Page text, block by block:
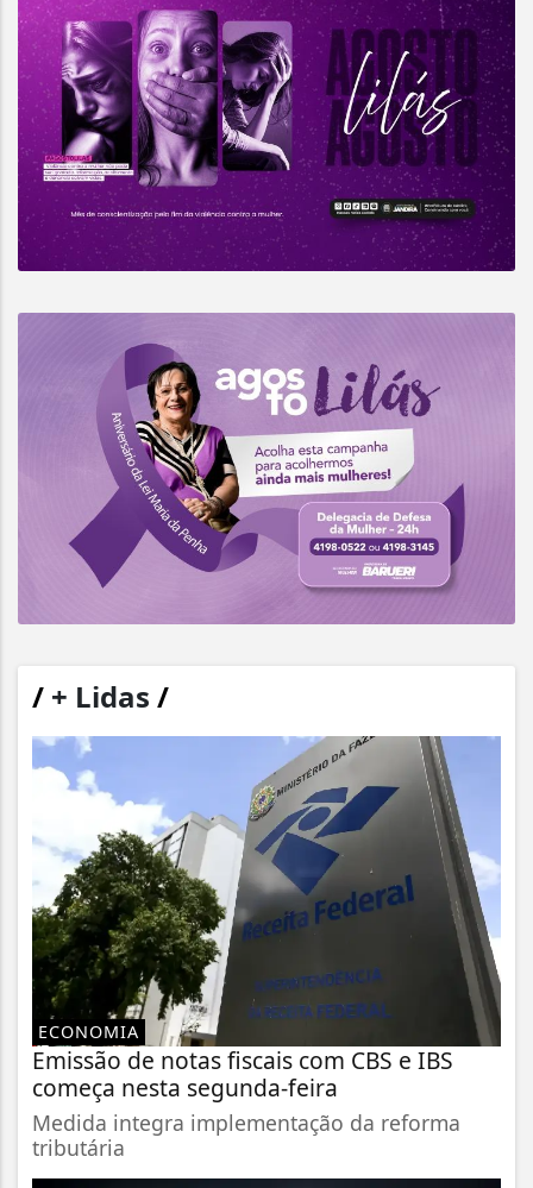
/ + Lidas /
ECONOMIA
Emissão de notas fiscais com CBS e IBS
começa nesta segunda-feira
Medida integra implementação da reforma
tributária